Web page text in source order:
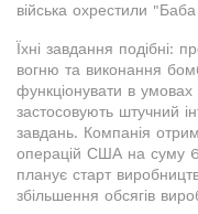
війська охрестили
Їхні завдання подібні:
вогню та виконання
функціонувати в умовах
застосовують штучний
завдань. Компанія
операцій США на суму
планує старт
збільшення обсягів